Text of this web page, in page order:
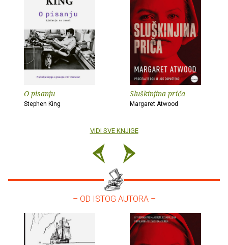
O pisanju
Stephen King
Sluškinjina priča
Margaret Atwood
VIDI SVE KNJIGE
– OD ISTOG AUTORA –